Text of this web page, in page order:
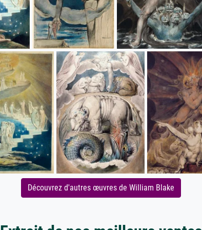
Découvrez d'autres œuvres de William Blake